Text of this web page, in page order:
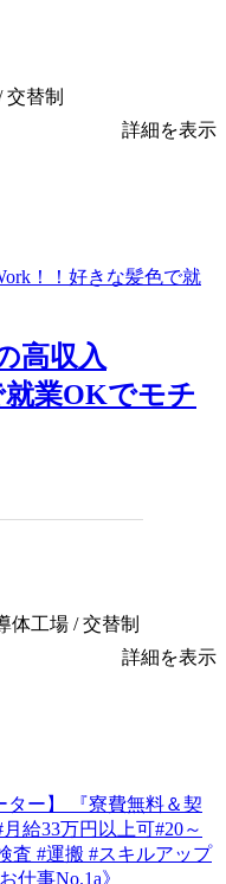
交替制
詳細を表示
高収入
業OKでモチ
体工場 / 交替制
詳細を表示